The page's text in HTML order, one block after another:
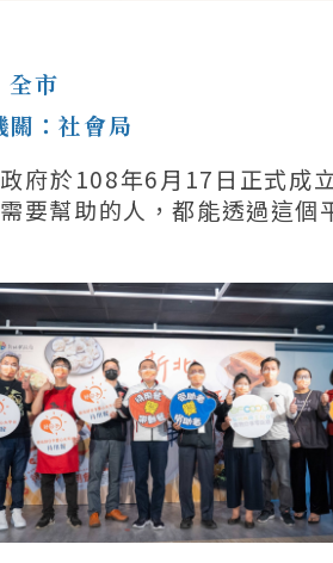
全市
關：社會局
府於108年6月17日正式成
要幫助的人，都能透過這個